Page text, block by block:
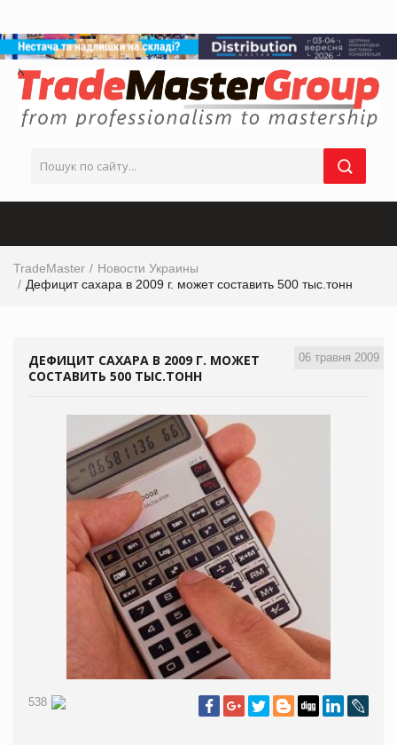
TradeMaster
Новости Украины
Дефицит сахара в 2009 г. может составить 500 тыс.тонн
06 травня 2009
ДЕФИЦИТ САХАРА В 2009 Г. МОЖЕТ
СОСТАВИТЬ 500 ТЫС.ТОНН
538